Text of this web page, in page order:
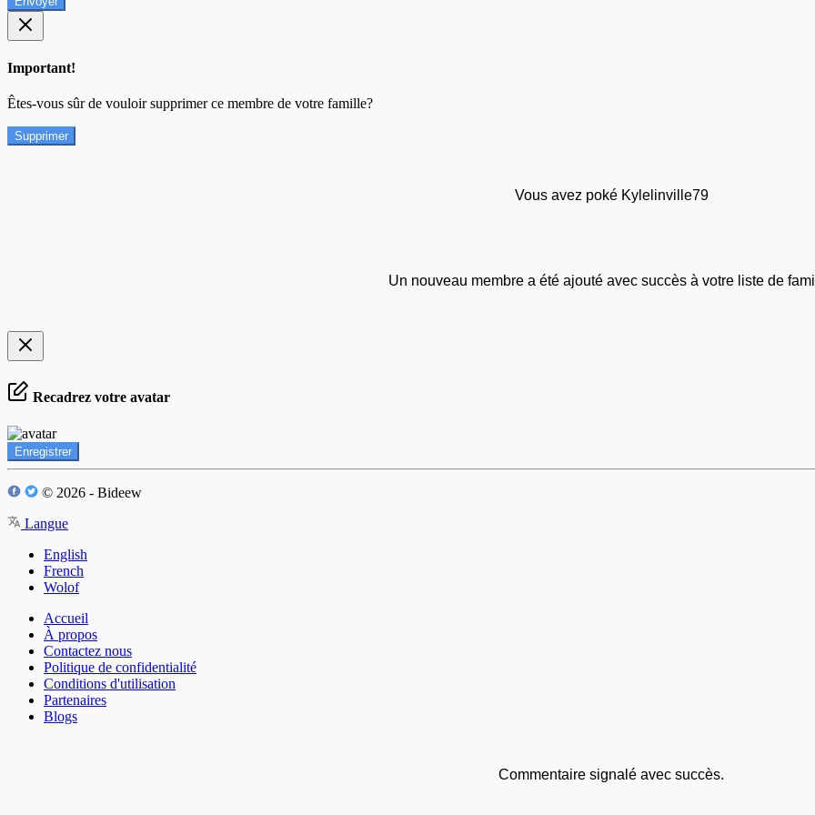
Important!
Êtes-vous sûr de vouloir supprimer ce membre de votre famille?
Supprimer
Vous avez poké Kylelinville79
Un nouveau membre a été ajouté avec succès à votre liste de
Recadrez votre avatar
Enregistrer
© 2026 - Bideew
Langue
English
French
Wolof
Accueil
À propos
Contactez nous
Politique de confidentialité
Conditions d'utilisation
Partenaires
Blogs
Commentaire signalé avec succès.